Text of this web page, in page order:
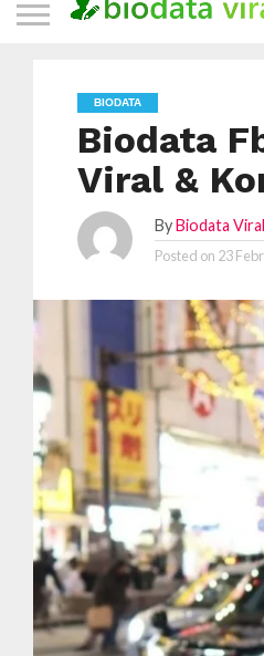
BIODATA
Biodata
Viral &
By Biodata Viral
Posted on 23